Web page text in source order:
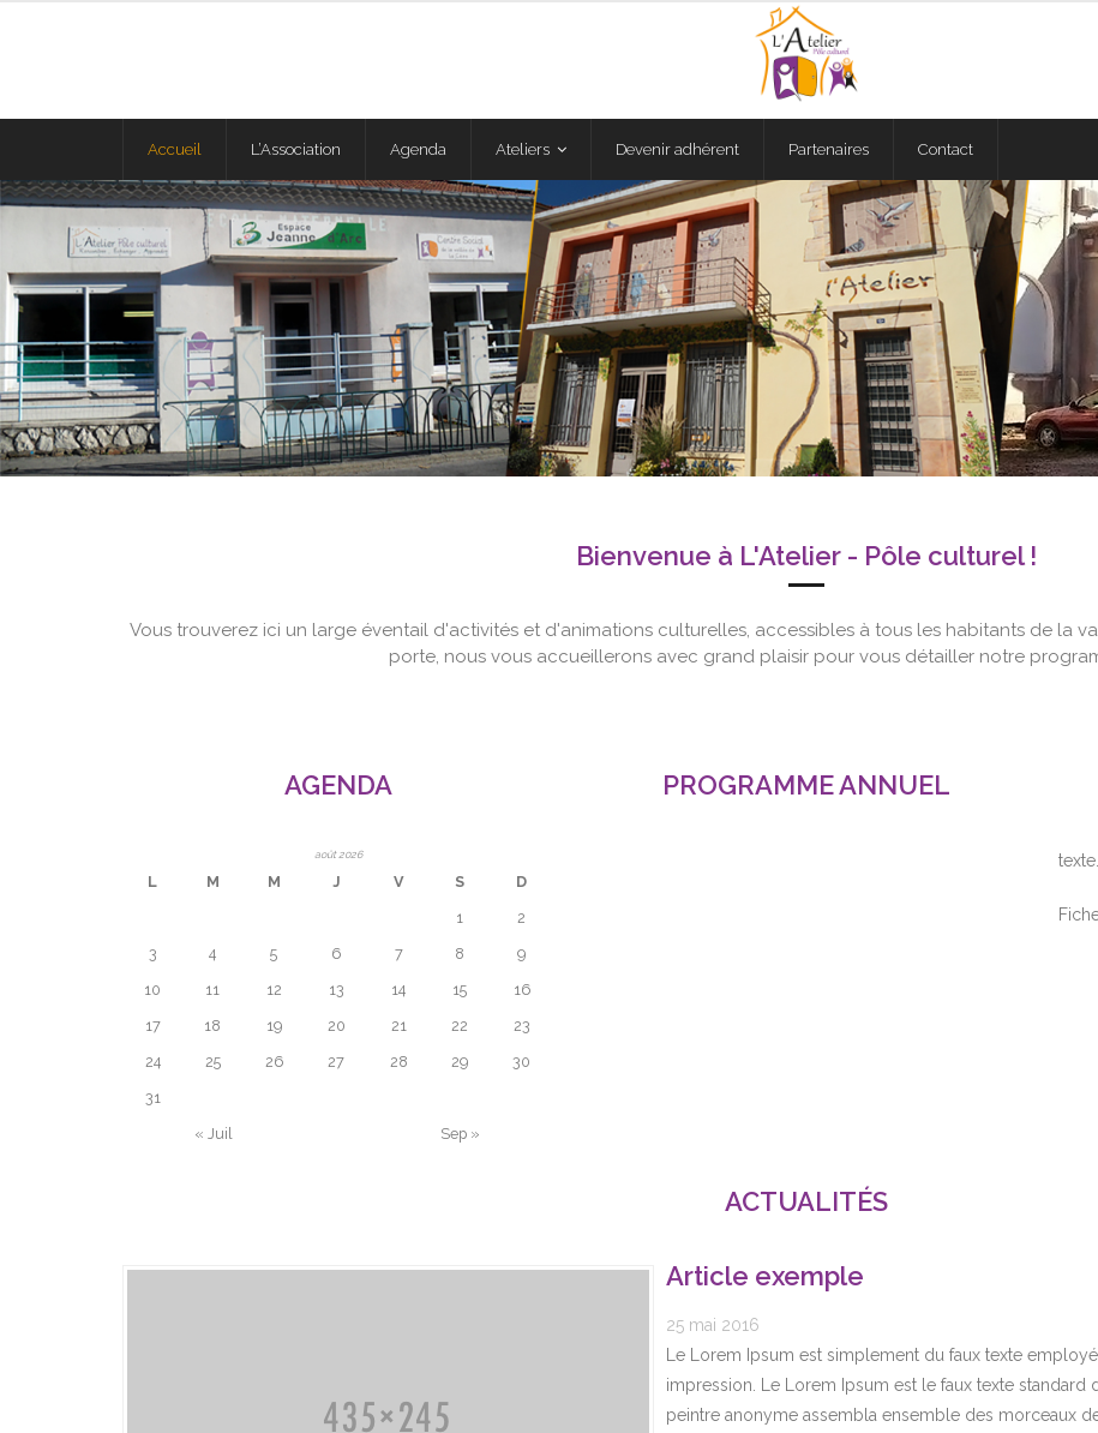
Accueil L’Association Agenda Ateliers Devenir adhérent Partenaires Contact
Bienvenue à L'Atelier - Pôle culturel !
Vous trouverez ici un large éventail d'activités et d'animations culturelles, accessibles à tous les habitants de la
porte, nous vous accueillerons avec grand plaisir pour vous détailler notre
AGENDA
août 2026
L M M J V S D
« Juil Sep »
1
2
3
4 5 6 7 8
9
10
11 12 13 14 15
16
17
18 19 20 21 22
23
24
25 26 27 28 29
30
31
PROGRAMME ANNUEL
texte...
ACTUALITÉS
Article exemple
25 mai 2016
Le Lorem Ipsum est simplement du faux texte
impression. Le Lorem Ipsum est le faux texte standard
peintre anonyme assembla ensemble des morceaux